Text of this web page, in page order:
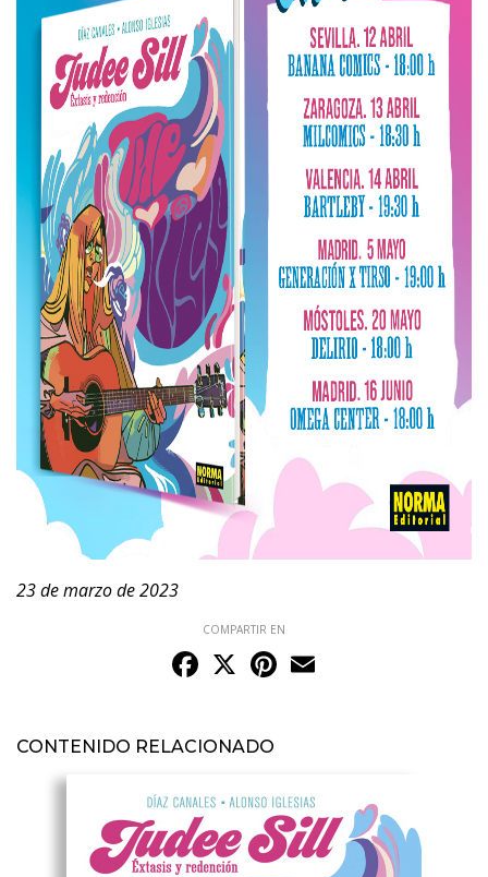
23 de marzo de 2023
COMPARTIR EN
Facebook
X Pinterest
CONTENIDO RELACIONADO